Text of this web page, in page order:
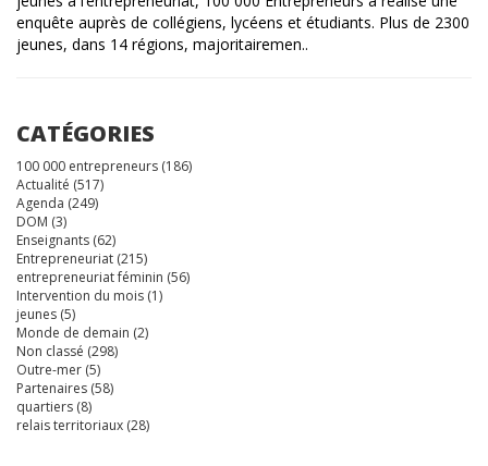
enquête auprès de collégiens, lycéens et étudiants. Plus de 2300
jeunes, dans 14 régions, majoritairemen..
CATÉGORIES
100 000 entrepreneurs (186)
Actualité (517)
Agenda (249)
DOM (3)
Enseignants (62)
Entrepreneuriat (215)
entrepreneuriat féminin (56)
Intervention du mois (1)
jeunes (5)
Monde de demain (2)
Non classé (298)
Outre-mer (5)
Partenaires (58)
quartiers (8)
relais territoriaux (28)